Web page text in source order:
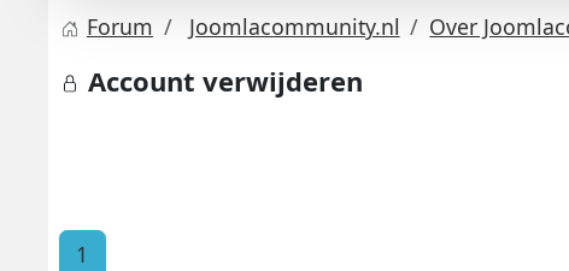
Forum Joomlacommunity.nl Over
Account verwijderen
1